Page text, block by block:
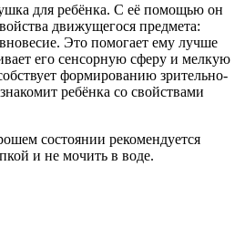
для ребёнка. С её помощью он
движущегося предмета:
Это помогает ему лучше
его сенсорную сферу и мелкую
формированию зрительно-
ребёнка со свойствами
состоянии рекомендуется
и не мочить в воде.